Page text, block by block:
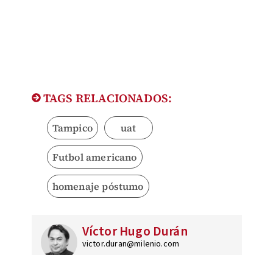
TAGS RELACIONADOS:
Tampico uat
Futbol americano
homenaje póstumo
Víctor Hugo Durán
victor.duran@milenio.com